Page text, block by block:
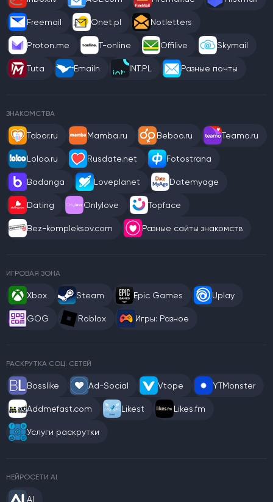
Freemail Onet.pl Notletters
Proton.me T-online Offilive Skymail
Tuta Emailn INT.PL Разные почты
ЗНАКОМСТВА
Tabor.ru Mamba.ru Beboo.ru Teamo.ru
Loloo.ru Rusdate.net Fotostrana
Badanga Loveplanet Datemyage
Dating Onlylove Topface
Bez-kompleksov.com Разные сайты знакомств
ИГРОВАЯ ЗОНА
Xbox Steam Epic Games Uplay
GOG Roblox Игры: Разное
РАСКРУТКА СОЦ. СЕТЕЙ
Bosslike Ad-Social Vtope YTMonster
Addmefast.com Likest Likes.fm
Услуги раскрутки
НЕЙРОСЕТИ AI
AI